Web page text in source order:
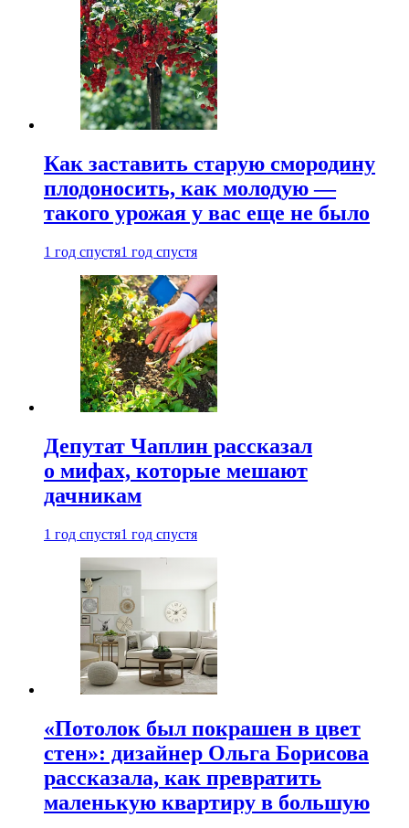
Как заставить старую смородину
плодоносить, как молодую —
такого урожая у вас еще не было
1 год спустя1 год спустя
Депутат Чаплин рассказал
о мифах, которые мешают
дачникам
1 год спустя1 год спустя
«Потолок был покрашен в цвет
стен»: дизайнер Ольга Борисова
рассказала, как превратить
маленькую квартиру в большую